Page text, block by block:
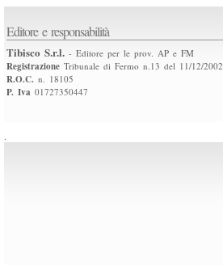
Editore e responsabilità
Tibisco S.r.l. - Editore per le prov. AP e FM
Registrazione Tribunale di Fermo n.13 del 11/12/2002
R.O.C. n. 18105
P. Iva 01727350447
.